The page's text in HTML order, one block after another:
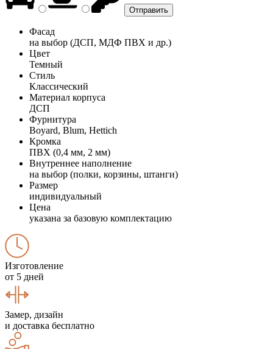
Фасад
на выбор (ДСП, МДФ ПВХ и др.)
Цвет
Темный
Стиль
Классический
Материал корпуса
ДСП
Фурнитура
Boyard, Blum, Hettich
Кромка
ПВХ (0,4 мм, 2 мм)
Внутреннее наполнение
на выбор (полки, корзины, штанги)
Размер
индивидуальный
Цена
указана за базовую комплектацию
Изготовление
от 5 дней
Замер, дизайн
и доставка бесплатно